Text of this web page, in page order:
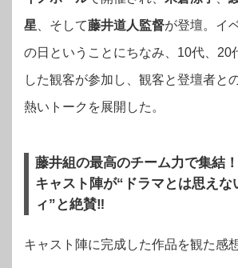
星 、そして藤井道人監督が登壇。イ
の日ということにちなみ、10代、20
した観客が参加し、観客と登壇者と
熱いトークを展開した。
藤井組の最高のチーム力で集結！
キャスト陣が“ドラマとは思えな
ィ”と絶賛‼︎
キャスト陣に完成した作品を観た感